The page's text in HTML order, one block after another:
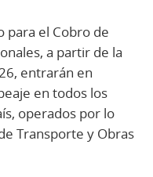
para el Cobro de
a partir de la
entrarán en
en todos los
operados por lo
Transporte y Obras